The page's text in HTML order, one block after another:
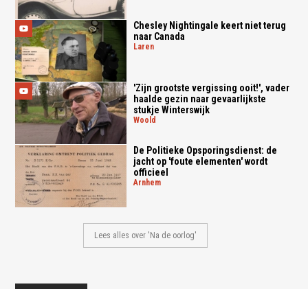
Chesley Nightingale keert niet terug
naar Canada
laren
'Zijn grootste vergissing ooit!', vader
haalde gezin naar gevaarlijkste
stukje Winterswijk
woold
De Politieke Opsporingsdienst: de
jacht op 'foute elementen' wordt
officieel
arnhem
Lees alles over 'Na de oorlog'